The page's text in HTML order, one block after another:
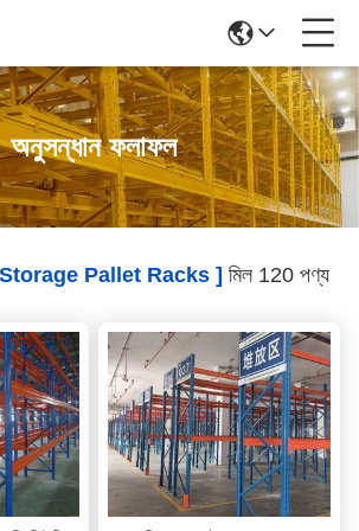
অনুসন্ধান ফলাফল
Pallet Racks ] মিল 120 পণ্য